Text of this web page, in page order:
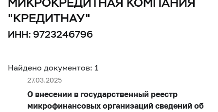
"КРЕДИТНАУ"
ИНН: 9723246796
Найдено документов: 1
27.03.2025
О внесении в государственный реестр
микрофинансовых организаций сведений об